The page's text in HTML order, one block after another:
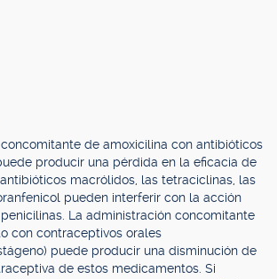
de amoxicilina con antibióticos
producir una pérdida en la eficacia de
macrólidos, las tetraciclinas, las
pueden interferir con la acción
La administración concomitante
con contraceptivos orales
puede producir una disminución de
de estos medicamentos. Si